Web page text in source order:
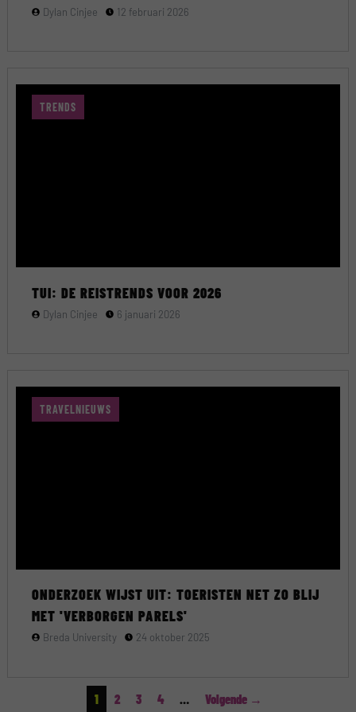
Dylan Cinjee 12 februari 2026
TRENDS
TUI: DE REISTRENDS VOOR 2026
Dylan Cinjee 6 januari 2026
TRAVELNIEUWS
ONDERZOEK WIJST UIT: TOERISTEN NET ZO BLIJ
MET 'VERBORGEN PARELS'
Breda University 24 oktober 2025
1 2 3 4 … Volgende →